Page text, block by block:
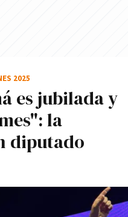
es jubilada y
la
diputado
2025